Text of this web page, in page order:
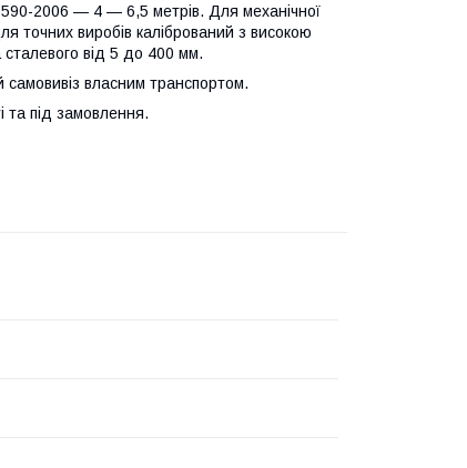
2006 — 4 — 6,5 метрів. Для механічної
точних виробів калібрований з високою
сталевого від 5 до 400 мм.
самовивіз власним транспортом.
та під замовлення.